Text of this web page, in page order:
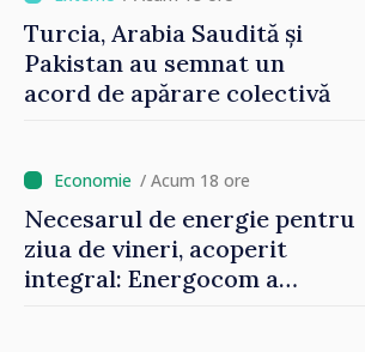
Turcia, Arabia Saudită și
Pakistan au semnat un
acord de apărare colectivă
/ Acum 18 ore
Necesarul de energie pentru
ziua de vineri, acoperit
integral: Energocom a